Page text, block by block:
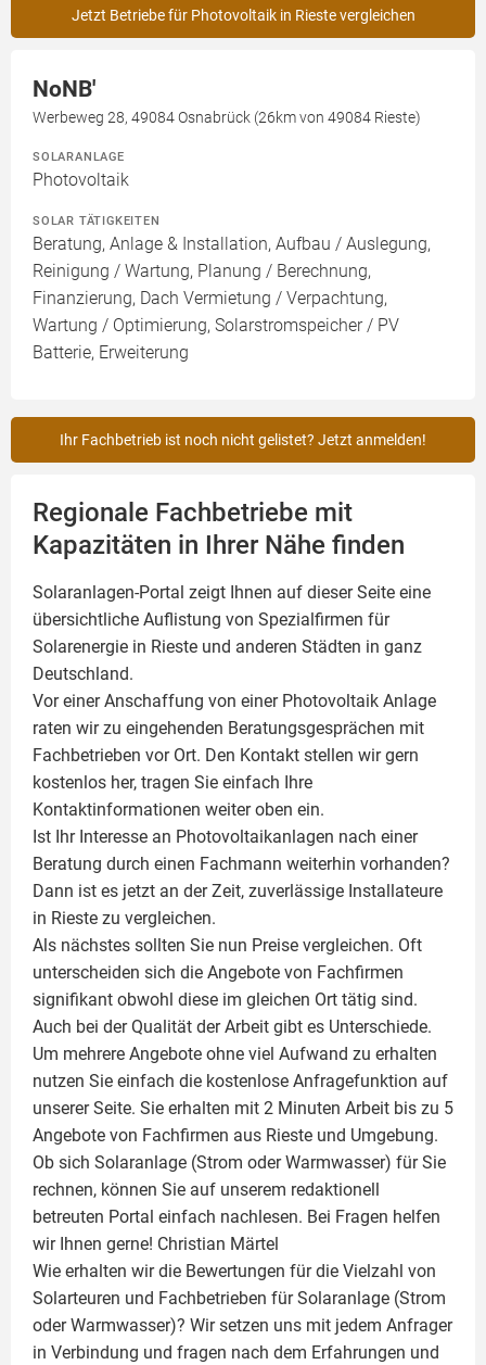
Jetzt Betriebe für Photovoltaik in Rieste vergleichen
NoNB'
Werbeweg 28, 49084 Osnabrück (26km von 49084 Rieste)
SOLARANLAGE
Photovoltaik
SOLAR TÄTIGKEITEN
Beratung, Anlage & Installation, Aufbau / Auslegung,
Reinigung / Wartung, Planung / Berechnung,
Finanzierung, Dach Vermietung / Verpachtung,
Wartung / Optimierung, Solarstromspeicher / PV
Batterie, Erweiterung
Ihr Fachbetrieb ist noch nicht gelistet? Jetzt anmelden!
Regionale Fachbetriebe mit
Kapazitäten in Ihrer Nähe finden
Solaranlagen-Portal zeigt Ihnen auf dieser Seite eine
übersichtliche Auflistung von Spezialfirmen für
Solarenergie in Rieste und anderen Städten in ganz
Deutschland.
Vor einer Anschaffung von einer Photovoltaik Anlage
raten wir zu eingehenden Beratungsgesprächen mit
Fachbetrieben vor Ort. Den Kontakt stellen wir gern
kostenlos her, tragen Sie einfach Ihre
Kontaktinformationen weiter oben ein.
Ist Ihr Interesse an Photovoltaikanlagen nach einer
Beratung durch einen Fachmann weiterhin vorhanden?
Dann ist es jetzt an der Zeit, zuverlässige Installateure
in Rieste zu vergleichen.
Als nächstes sollten Sie nun Preise vergleichen. Oft
unterscheiden sich die Angebote von Fachfirmen
signifikant obwohl diese im gleichen Ort tätig sind.
Auch bei der Qualität der Arbeit gibt es Unterschiede.
Um mehrere Angebote ohne viel Aufwand zu erhalten
nutzen Sie einfach die kostenlose Anfragefunktion auf
unserer Seite. Sie erhalten mit 2 Minuten Arbeit bis zu 5
Angebote von Fachfirmen aus Rieste und Umgebung.
Ob sich Solaranlage (Strom oder Warmwasser) für Sie
rechnen, können Sie auf unserem redaktionell
betreuten Portal einfach nachlesen. Bei Fragen helfen
wir Ihnen gerne! Christian Märtel
Wie erhalten wir die Bewertungen für die Vielzahl von
Solarteuren und Fachbetrieben für Solaranlage (Strom
oder Warmwasser)? Wir setzen uns mit jedem Anfrager
in Verbindung und fragen nach dem Erfahrungen und